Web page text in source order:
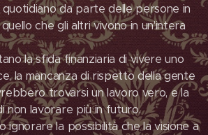
da parte delle persone in
che gli altri vivono in un'intera
la sfida finanziaria di vivere uno
la mancanza di rispetto della gente
trovarsi un lavoro vero, e la
non lavorare più in futuro.
ignorare la possibilità che la visione a